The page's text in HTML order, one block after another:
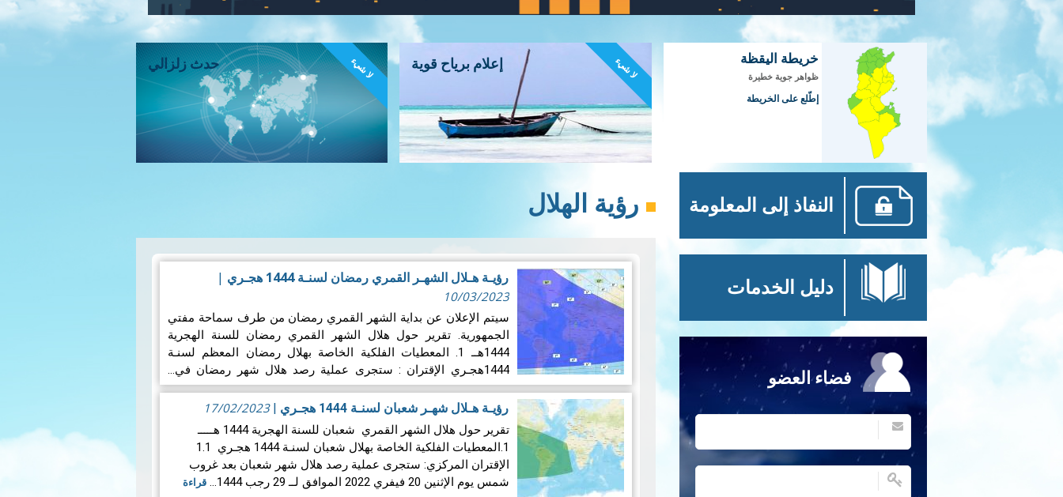
خريطة اليقظة
ظواهر جوية خطيرة
إطّلع على الخريطة
إعلام برياح قوية لا شيء حدث زلزالي لا شيء
رؤية الهلال
رؤيـة هـلال الشهـر القمري رمضان لسنـة 1444 هجـري |
10/03/2023
سيتم الإعلان عن بداية الشهر القمري رمضان من طرف سماحة مفتي
الجمهورية. تقرير حول هلال الشهر القمري رمضان للسنة الهجرية
1444هــ 1. المعطيات الفلكية الخاصة بهلال رمضان المعظم لسنـة
1444هجـري الإقتران : ستجرى عملية رصد هلال شهر رمضان في…
قراءة المز
رؤيـة هـلال شهـر شعبان لسنـة 1444 هجـري |
17/02/2023
تقرير حول هلال الشهر القمري شعبان للسنة الهجرية 1444 هـــــ
الإقتران المركزي: ستجرى عملية رصد هلال شهر شعبان بعد غروب
شمس يوم الإثنين 20 فيفري 2022 الموافق لــ 29 رجب 1444…
قراءة
النفاذ إلى المعلومة
دليل الخدمات
فضاء العضو